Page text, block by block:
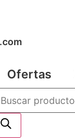
Ofertas